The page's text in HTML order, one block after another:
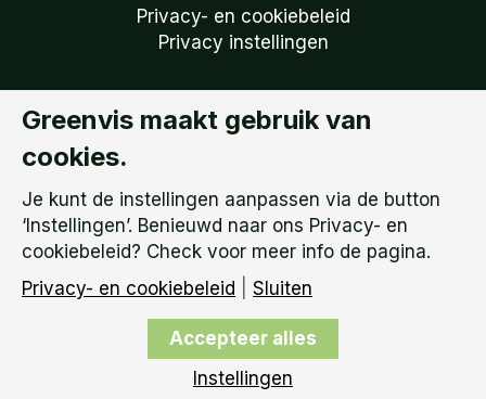
Privacy- en cookiebeleid
Privacy instellingen
Copyright © 2026Greenvis | KVK: 51738759 –
BTW Nummer: NL 850.149.095.B01 |
Greenvis maakt gebruik van
cookies.
Je kunt de instellingen aanpassen via de button
‘Instellingen’. Benieuwd naar ons Privacy- en
cookiebeleid? Check voor meer info de pagina.
Privacy- en cookiebeleid
Sluiten
Accepteer alles
Instellingen